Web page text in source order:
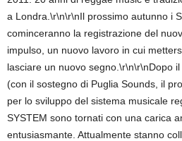
a Londra.\r\n\r\nIl prossimo autunno i
cominceranno la registrazione del
impulso, un nuovo lavoro in cui
lasciare un nuovo segno.\r\n\r\nDopo
(con il sostegno di Puglia Sounds, il
per lo sviluppo del sistema musicale
SYSTEM sono tornati con una carica
entusiasmante. Attualmente stanno